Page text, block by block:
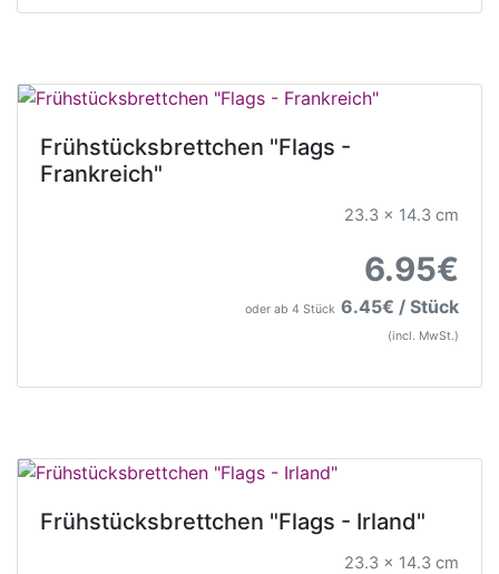
Frühstücksbrettchen "Flags -
Frankreich"
23.3 x 14.3 cm
6.95€
oder ab 4 Stück 6.45€ / Stück
(incl. MwSt.)
Frühstücksbrettchen "Flags - Irland"
23.3 x 14.3 cm